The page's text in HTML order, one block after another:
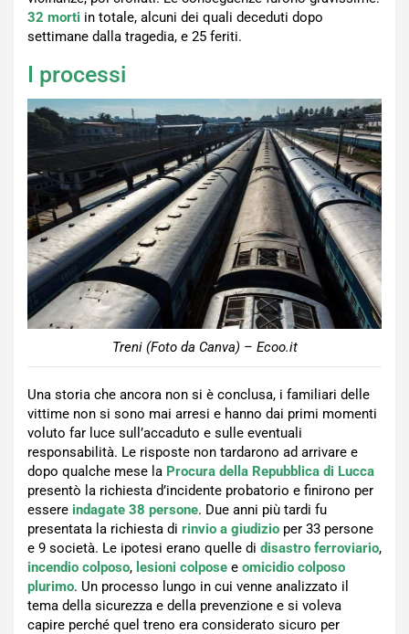
32 morti in totale, alcuni dei quali deceduti dopo
settimane dalla tragedia, e 25 feriti.
I processi
Treni (Foto da Canva) – Ecoo.it
Una storia che ancora non si è conclusa, i familiari delle
vittime non si sono mai arresi e hanno dai primi momenti
voluto far luce sull’accaduto e sulle eventuali
responsabilità. Le risposte non tardarono ad arrivare e
dopo qualche mese la Procura della Repubblica di Lucca
presentò la richiesta d’incidente probatorio e finirono per
essere indagate 38 persone. Due anni più tardi fu
presentata la richiesta di rinvio a giudizio per 33 persone
e 9 società. Le ipotesi erano quelle di disastro ferroviario,
incendio colposo, lesioni colpose e omicidio colposo
plurimo. Un processo lungo in cui venne analizzato il
tema della sicurezza e della prevenzione e si voleva
capire perché quel treno era considerato sicuro per